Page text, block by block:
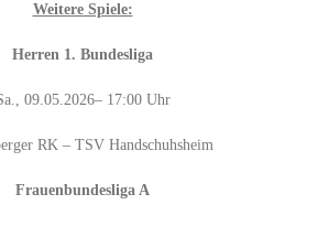
Weitere Spiele:
Herren 1. Bundesliga
09.05.2026– 17:00 Uhr
RK – TSV Handschuhsheim
Frauenbundesliga A